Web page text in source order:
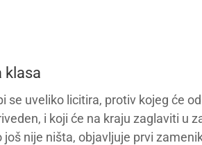
klasa
se uveliko licitira, protiv kojeg će
i koji će na kraju zaglaviti u
nije ništa, objavljuje prvi